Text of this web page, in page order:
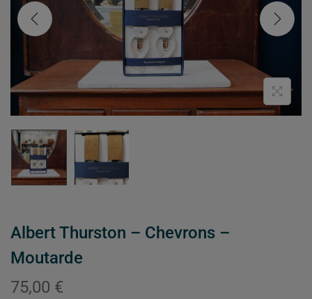
Albert Thurston – Chevrons –
Moutarde
75,00 €